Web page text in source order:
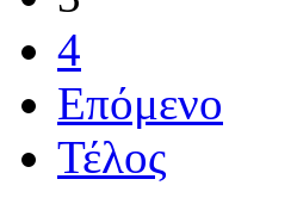
4
Επόμενο
Τέλος